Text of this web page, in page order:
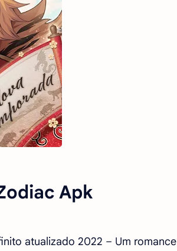
Apk
atualizado 2022 – Um romance